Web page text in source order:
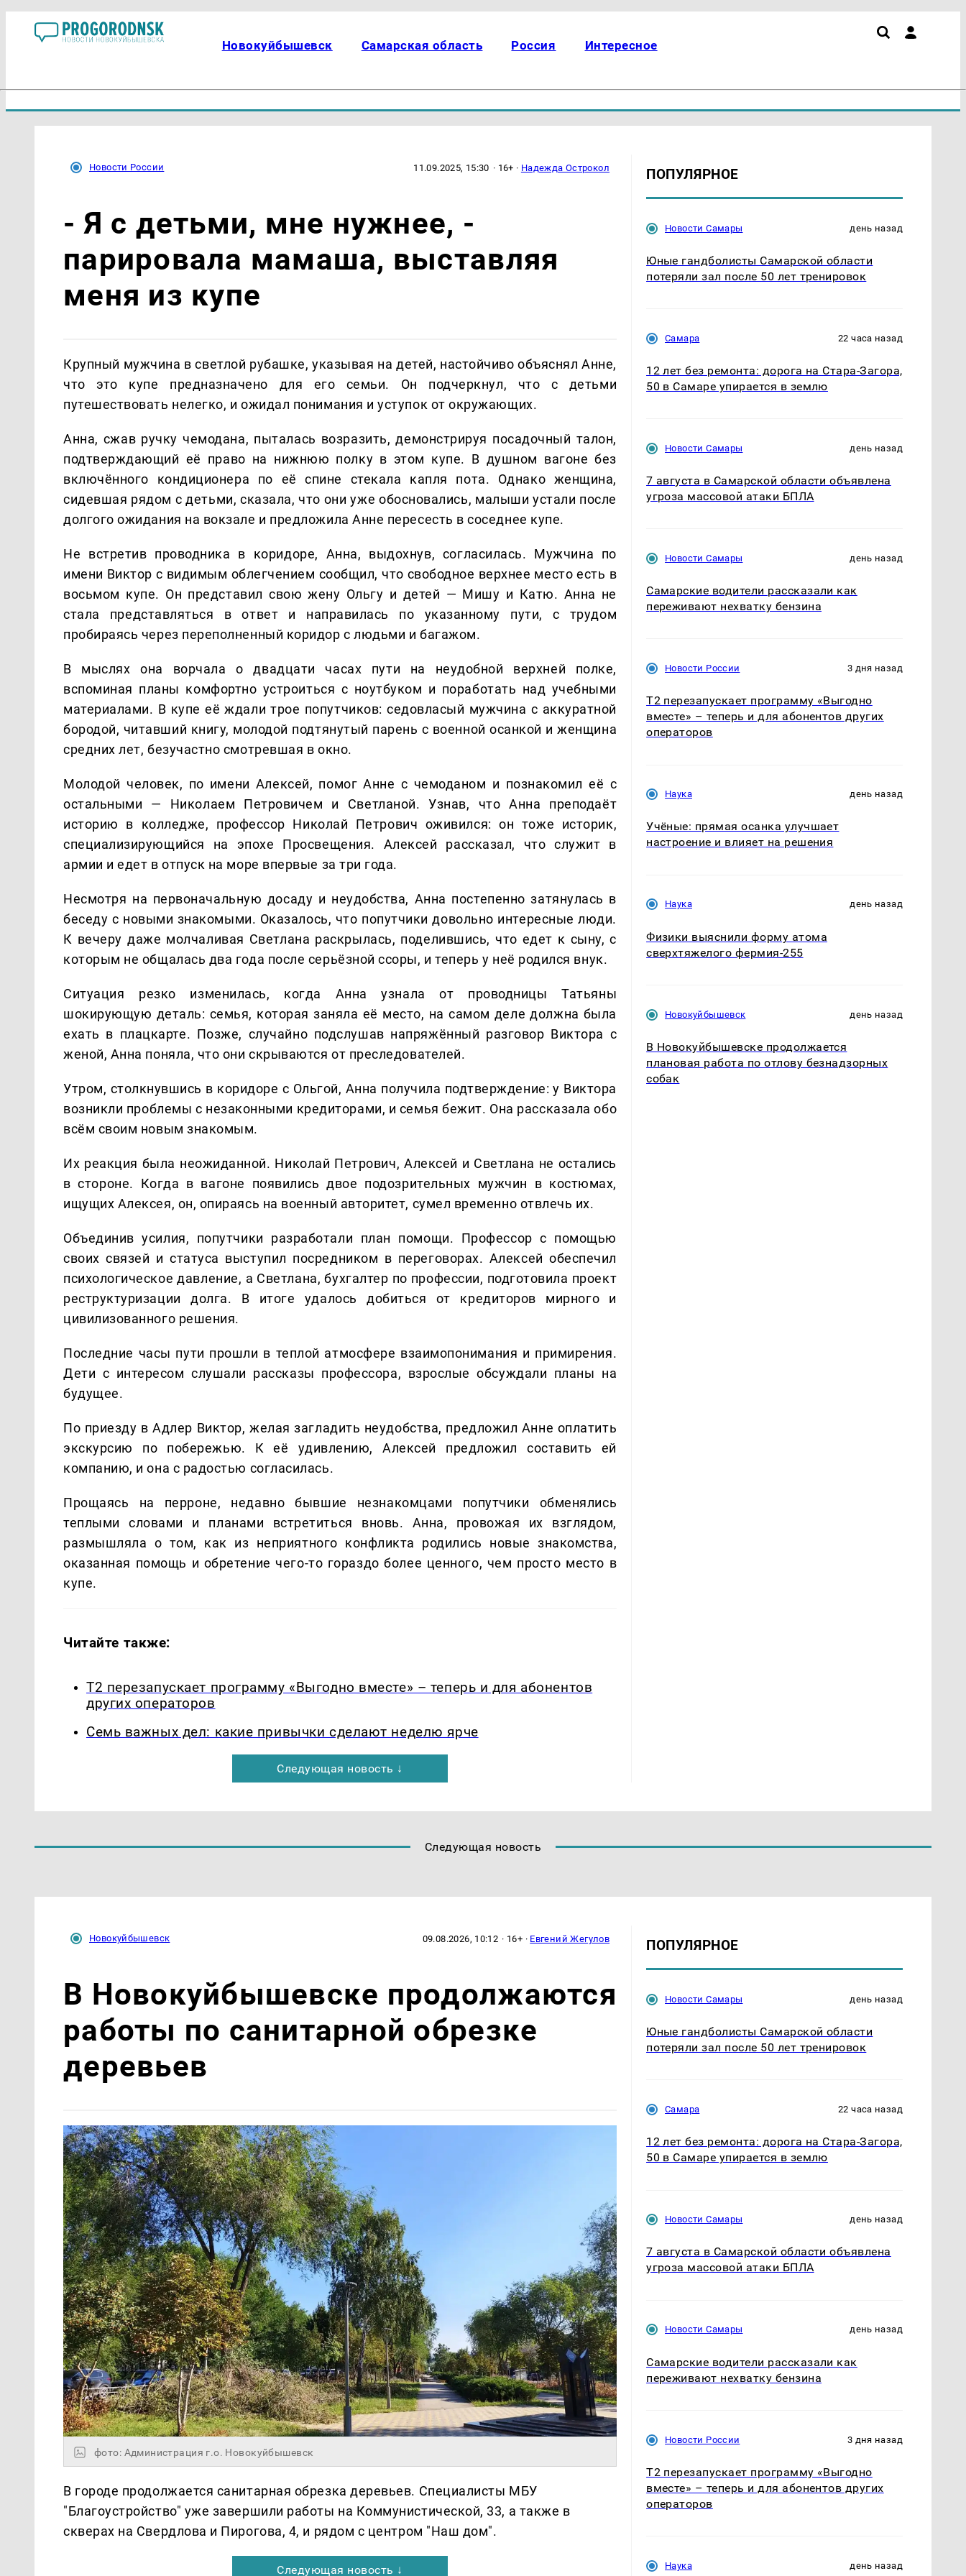
Новокуйбышевск Самарская область Россия Интересное
Новости России 11.09.2025, 15:30 · 16+ · Надежда Острокол
- Я с детьми, мне нужнее, -
парировала мамаша, выставляя
меня из купе
Крупный мужчина в светлой рубашке, указывая на детей, настойчиво объяснял Анне,
что это купе предназначено для его семьи. Он подчеркнул, что с детьми
путешествовать нелегко, и ожидал понимания и уступок от окружающих.
Анна, сжав ручку чемодана, пыталась возразить, демонстрируя посадочный талон,
подтверждающий её право на нижнюю полку в этом купе. В душном вагоне без
включённого кондиционера по её спине стекала капля пота. Однако женщина,
сидевшая рядом с детьми, сказала, что они уже обосновались, малыши устали после
долгого ожидания на вокзале и предложила Анне пересесть в соседнее купе.
Не встретив проводника в коридоре, Анна, выдохнув, согласилась. Мужчина по
имени Виктор с видимым облегчением сообщил, что свободное верхнее место есть в
восьмом купе. Он представил свою жену Ольгу и детей — Мишу и Катю. Анна не
стала представляться в ответ и направилась по указанному пути, с трудом
пробираясь через переполненный коридор с людьми и багажом.
В мыслях она ворчала о двадцати часах пути на неудобной верхней полке,
вспоминая планы комфортно устроиться с ноутбуком и поработать над учебными
материалами. В купе её ждали трое попутчиков: седовласый мужчина с аккуратной
бородой, читавший книгу, молодой подтянутый парень с военной осанкой и женщина
средних лет, безучастно смотревшая в окно.
Молодой человек, по имени Алексей, помог Анне с чемоданом и познакомил её с
остальными — Николаем Петровичем и Светланой. Узнав, что Анна преподаёт
историю в колледже, профессор Николай Петрович оживился: он тоже историк,
специализирующийся на эпохе Просвещения. Алексей рассказал, что служит в
армии и едет в отпуск на море впервые за три года.
Несмотря на первоначальную досаду и неудобства, Анна постепенно затянулась в
беседу с новыми знакомыми. Оказалось, что попутчики довольно интересные люди.
К вечеру даже молчаливая Светлана раскрылась, поделившись, что едет к сыну, с
которым не общалась два года после серьёзной ссоры, и теперь у неё родился внук.
Ситуация резко изменилась, когда Анна узнала от проводницы Татьяны
шокирующую деталь: семья, которая заняла её место, на самом деле должна была
ехать в плацкарте. Позже, случайно подслушав напряжённый разговор Виктора с
женой, Анна поняла, что они скрываются от преследователей.
Утром, столкнувшись в коридоре с Ольгой, Анна получила подтверждение: у Виктора
возникли проблемы с незаконными кредиторами, и семья бежит. Она рассказала обо
всём своим новым знакомым.
Их реакция была неожиданной. Николай Петрович, Алексей и Светлана не остались
в стороне. Когда в вагоне появились двое подозрительных мужчин в костюмах,
ищущих Алексея, он, опираясь на военный авторитет, сумел временно отвлечь их.
Объединив усилия, попутчики разработали план помощи. Профессор с помощью
своих связей и статуса выступил посредником в переговорах. Алексей обеспечил
психологическое давление, а Светлана, бухгалтер по профессии, подготовила проект
реструктуризации долга. В итоге удалось добиться от кредиторов мирного и
цивилизованного решения.
Последние часы пути прошли в теплой атмосфере взаимопонимания и примирения.
Дети с интересом слушали рассказы профессора, взрослые обсуждали планы на
будущее.
По приезду в Адлер Виктор, желая загладить неудобства, предложил Анне оплатить
экскурсию по побережью. К её удивлению, Алексей предложил составить ей
компанию, и она с радостью согласилась.
Прощаясь на перроне, недавно бывшие незнакомцами попутчики обменялись
теплыми словами и планами встретиться вновь. Анна, провожая их взглядом,
размышляла о том, как из неприятного конфликта родились новые знакомства,
оказанная помощь и обретение чего-то гораздо более ценного, чем просто место в
купе.
Читайте также:
Т2 перезапускает программу «Выгодно вместе» – теперь и для абонентов
других операторов
Семь важных дел: какие привычки сделают неделю ярче
Следующая новость ↓
ПОПУЛЯРНОЕ
Новости Самары день назад
Юные гандболисты Самарской области
потеряли зал после 50 лет тренировок
Самара 22 часа назад
12 лет без ремонта: дорога на Стара-Загора,
50 в Самаре упирается в землю
Новости Самары день назад
7 августа в Самарской области объявлена
угроза массовой атаки БПЛА
Новости Самары день назад
Самарские водители рассказали как
переживают нехватку бензина
Новости России 3 дня назад
Т2 перезапускает программу «Выгодно
вместе» – теперь и для абонентов других
операторов
Наука день назад
Учёные: прямая осанка улучшает
настроение и влияет на решения
Наука день назад
Физики выяснили форму атома
сверхтяжелого фермия-255
Новокуйбышевск день назад
В Новокуйбышевске продолжается
плановая работа по отлову безнадзорных
собак
Следующая новость
Новокуйбышевск 09.08.2026, 10:12 · 16+ · Евгений Жегулов
В Новокуйбышевске продолжаются
работы по санитарной обрезке
деревьев
фото: Администрация г.о. Новокуйбышевск
В городе продолжается санитарная обрезка деревьев. Специалисты МБУ
"Благоустройство" уже завершили работы на Коммунистической, 33, а также в
скверах на Свердлова и Пирогова, 4, и рядом с центром "Наш дом".
Следующая новость ↓
ПОПУЛЯРНОЕ
Новости Самары день назад
Юные гандболисты Самарской области
потеряли зал после 50 лет тренировок
Самара 22 часа назад
12 лет без ремонта: дорога на Стара-Загора,
50 в Самаре упирается в землю
Новости Самары день назад
7 августа в Самарской области объявлена
угроза массовой атаки БПЛА
Новости Самары день назад
Самарские водители рассказали как
переживают нехватку бензина
Новости России 3 дня назад
Т2 перезапускает программу «Выгодно
вместе» – теперь и для абонентов других
операторов
Наука день назад